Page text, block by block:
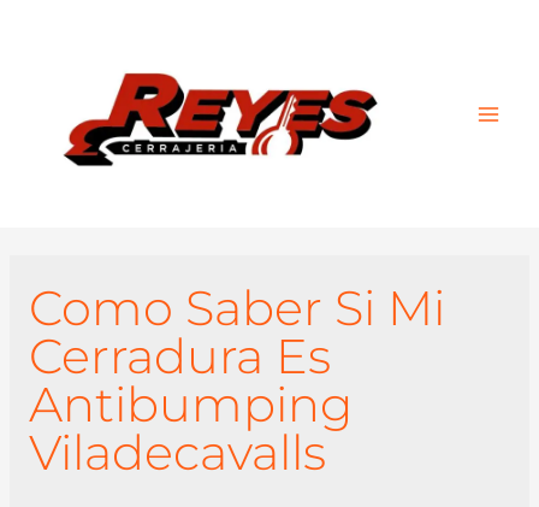
Como Saber Si Mi
Cerradura Es
Antibumping
Viladecavalls